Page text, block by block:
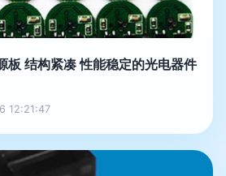
板 结构紧凑 性能稳定的光电器件
12:21:47